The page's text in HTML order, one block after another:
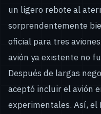
un ligero rebote al
sorprendentemente
oficial para tres
avión ya existente no
Después de largas
aceptó incluir el avión
experimentales. Así, el